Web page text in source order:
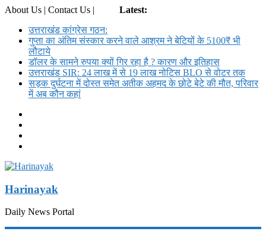
About Us | Contact Us |
Latest:
उत्तराखंड कांग्रेस गठन:
गुप्ता का अंतिम संस्कार करने वाले आश्रम ने बेटियों के 5100₹ भी
लौटाये
डॉलर के सामने रुपया क्यों गिर रहा है ? कारण और इतिहास
उत्तराखंड SIR: 24 लाख में से 19 लाख नोटिस BLO से वोटर तक
सड़क दुर्घटना में दोस्त समेत अतीक अहमद के छोटे बेटे की मौत, परिवार
में अब कौन कहां
Harinayak
Daily News Portal